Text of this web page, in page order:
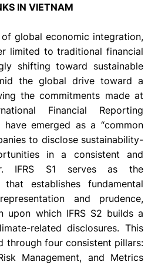
IN VIETNAM
global economic integration,
limited to traditional financial
shifting toward sustainable
the global drive toward a
the commitments made at
Financial Reporting
have emerged as a “common
to disclose sustainability-
in a consistent and
IFRS S1 serves as the
establishes fundamental
and prudence,
upon which IFRS S2 builds a
related disclosures. This
through four consistent pillars:
Management, and Metrics